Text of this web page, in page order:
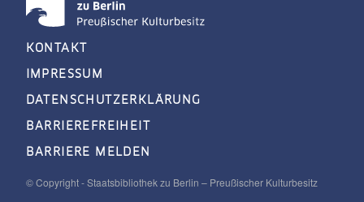
© Copyright - Staatsbibliothek zu Berlin – Preußischer Kulturbesitz
KONTAKT
IMPRESSUM
DATENSCHUTZERKLÄRUNG
BARRIEREFREIHEIT
BARRIERE MELDEN